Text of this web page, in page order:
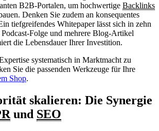
B2B-Portalen, um hochwertige Backlinks
Denken Sie zudem an konsequentes
tiefgreifendes Whitepaper lässt sich in zehn
Folge und mehrere Blog-Artikel
die Lebensdauer Ihrer Investition.
systematisch in Marktmacht zu
Sie die passenden Werkzeuge für Ihre
Shop.
skalieren: Die Synergie
und SEO